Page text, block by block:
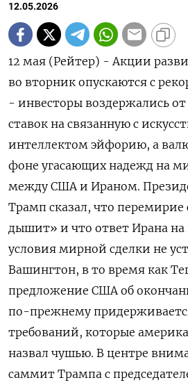
12.05.2026
12 мая (Рейтер) - Акции
во вторник опускаются с
- инвесторы воздержались
ставок на связанную с
интеллектом эйфорию, а
фоне угасающих надежд ‌на
между США и Ираном.
Трамп сказал, что перемирие
дышит» и что ответ Ирана
условия мирной сделки не
Вашингтон, ​в то время как
предложение США об
⁠по-прежнему
требований, которые
назвал чушью. В центре
саммит Трампа с